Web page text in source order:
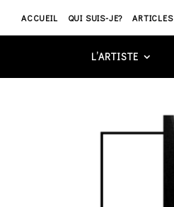
ACCUEIL QUI SUIS-JE? ARTICLES
L’ARTISTE